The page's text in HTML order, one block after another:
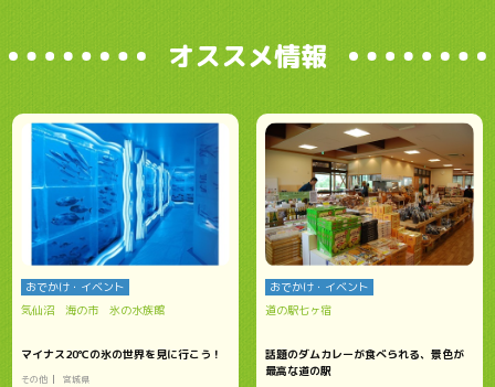
オススメ情報
おでかけ・イベント
気仙沼 海の市 氷の水族館
マイナス20℃の氷の世界を見に行こう！
その他 宮城県
おでかけ・イベント
道の駅七ヶ宿
話題のダムカレーが食べられる、景色が
最高な道の駅